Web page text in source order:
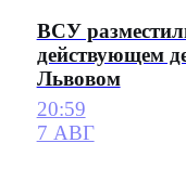
ВСУ
действующем
Львовом
20:59
7 АВГ